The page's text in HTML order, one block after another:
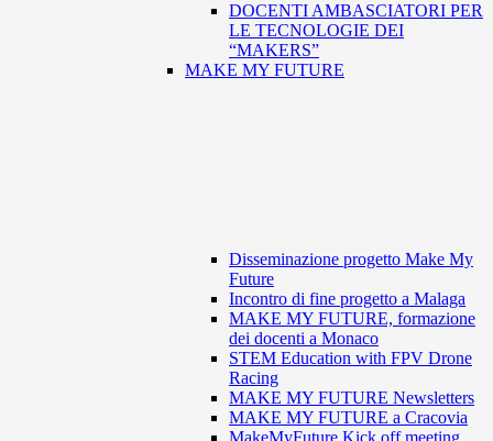
DOCENTI AMBASCIATORI PER
LE TECNOLOGIE DEI
“MAKERS”
MAKE MY FUTURE
Disseminazione progetto Make My
Future
Incontro di fine progetto a Malaga
MAKE MY FUTURE, formazione
dei docenti a Monaco
STEM Education with FPV Drone
Racing
MAKE MY FUTURE Newsletters
MAKE MY FUTURE a Cracovia